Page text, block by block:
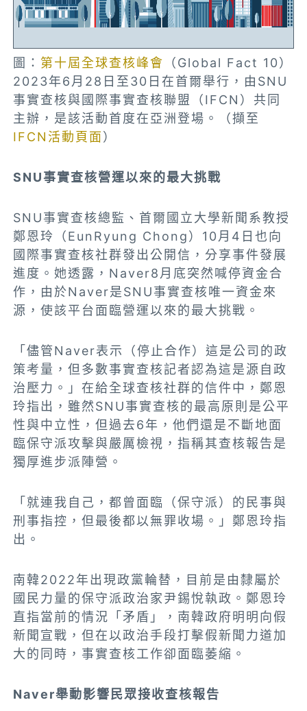
圖： 第十屆全球查核峰會
（Global Fact 10）
2023年6月28日至30日在首爾舉行，由SNU
事實查核與國際事實查核聯盟（IFCN）共同
主辦，是該活動首度在亞洲登場。（擷至
IFCN活動頁面）
SNU事實查核營運以來的最大挑戰
SNU事實查核總監、首爾國立大學新聞系教授
鄭恩玲（EunRyung Chong）10月4日也向
國際事實查核社群發出公開信，分享事件發展
進度。她透露，Naver8月底突然喊停資金合
作，由於Naver是SNU事實查核唯一資金來
源，使該平台面臨營運以來的最大挑戰。
「儘管Naver表示（停止合作）這是公司的政
策考量，但多數事實查核記者認為這是源自政
治壓力。」在給全球查核社群的信件中，鄭恩
玲指出，雖然SNU事實查核的最高原則是公平
性與中立性，但過去6年，他們還是不斷地面
臨保守派攻擊與嚴厲檢視，指稱其查核報告是
獨厚進步派陣營。
「就連我自己，都曾面臨（保守派）的民事與
刑事指控，但最後都以無罪收場。」鄭恩玲指
出。
南韓2022年出現政黨輪替，目前是由隸屬於
國民力量的保守派政治家尹錫悅執政。鄭恩玲
直指當前的情況「矛盾」，南韓政府明明向假
新聞宣戰，但在以政治手段打擊假新聞力道加
大的同時，事實查核工作卻面臨萎縮。
Naver舉動影響民眾接收查核報告